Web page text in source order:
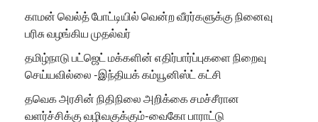
காமன் வெல்த் போட்டியில் வென்ற வீரர்களுக்கு நினைவு
பரிசு வழங்கிய முதல்வர்
தமிழ்நாடு பட்ஜெட் மக்களின் எதிர்பார்ப்புகளை நிறைவு
செய்யவில்லை -இந்தியக் கம்யூனிஸ்ட் கட்சி
தவெக அரசின் நிதிநிலை அறிக்கை சமச்சீரான
வளர்ச்சிக்கு வழிவகுக்கும்-வைகோ பாராட்டு